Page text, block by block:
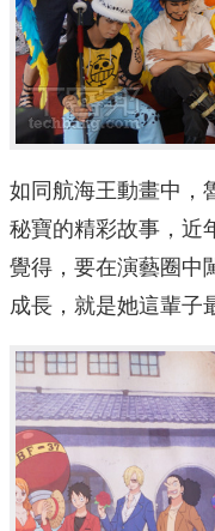
如同航海王動畫中，
秘寶的精彩故事，近
覺得，要在演藝圈中
成長，就是她這輩子